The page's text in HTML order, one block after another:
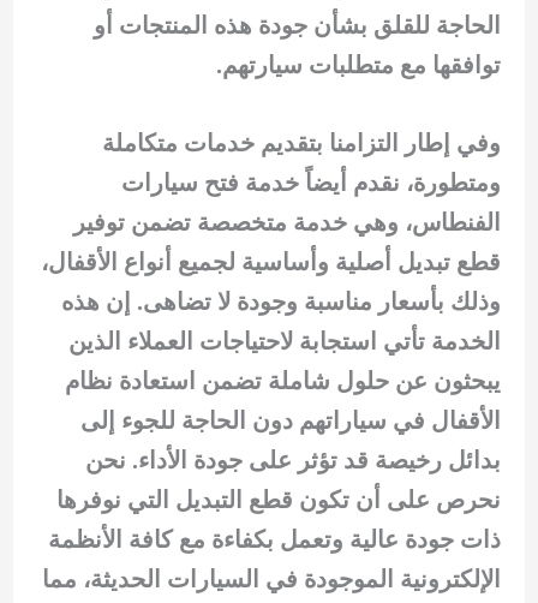
الحاجة للقلق بشأن جودة هذه المنتجات أو
توافقها مع متطلبات سيارتهم.
وفي إطار التزامنا بتقديم خدمات متكاملة
ومتطورة، نقدم أيضاً خدمة فتح سيارات
الفنطاس، وهي خدمة متخصصة تضمن توفير
قطع تبديل أصلية وأساسية لجميع أنواع الأقفال،
وذلك بأسعار مناسبة وجودة لا تضاهى. إن هذه
الخدمة تأتي استجابة لاحتياجات العملاء الذين
يبحثون عن حلول شاملة تضمن استعادة نظام
الأقفال في سياراتهم دون الحاجة للجوء إلى
بدائل رخيصة قد تؤثر على جودة الأداء. نحن
نحرص على أن تكون قطع التبديل التي نوفرها
ذات جودة عالية وتعمل بكفاءة مع كافة الأنظمة
الإلكترونية الموجودة في السيارات الحديثة، مما